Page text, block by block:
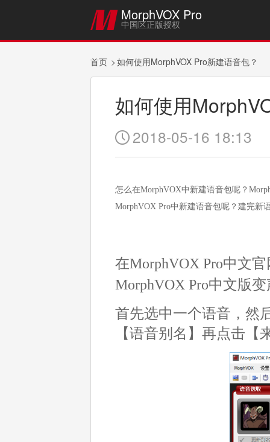
 MorphVOX Pro
中国区正版授权
首页 如何使用MorphVOX Pro新建语音包？
如何使用
 2018-05-16 18:13
怎么在MorphVOX中新建语音包呢？
MorphVOX Pro中新建语音包呢？建完新
在MorphVOX Pro中文
MorphVOX Pro中文版
首先选中一个语音，然
【语音别名】再点击